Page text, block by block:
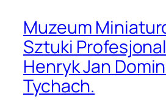
Muzeum
Sztuki
Henryk Jan
Tychach.